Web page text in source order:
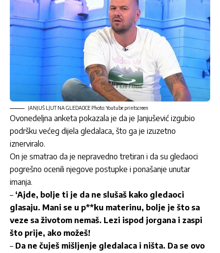
JANJUŠ LJUT NA GLEDAOCE Photo: Youtube printscreen
Ovonedeljna anketa pokazala je da je Janjušević izgubio
podršku većeg dijela gledalaca, što ga je izuzetno
iznerviralo.
On je smatrao da je nepravedno tretiran i da su gledaoci
pogrešno ocenili njegove postupke i ponašanje unutar
imanja.
– ‘Ajde, bolje ti je da ne slušaš kako gledaoci
glasaju. Mani se u p**ku materinu, bolje je što sa
veze sa životom nemaš. Lezi ispod jorgana i zaspi
što prije, ako možeš!
– Da ne čuješ mišljenje gledalaca i ništa. Da se ovo